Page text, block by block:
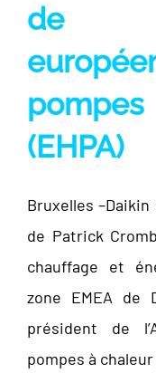
de
(EHPA)
Bruxelles
de Patrick
chauffage et
zone EMEA de
président de
pompes à chaleur